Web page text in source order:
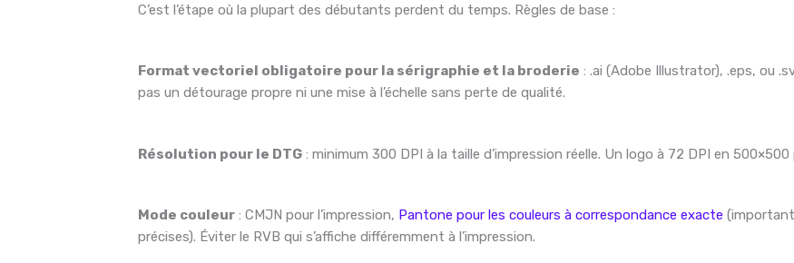
C’est l’étape où la plupart des débutants perdent du temps. Règles de base :
Format vectoriel obligatoire pour la sérigraphie et la broderie : .ai (Adobe Illustrator), .eps, ou
pas un détourage propre ni une mise à l’échelle sans perte de qualité.
Résolution pour le DTG : minimum 300 DPI à la taille d’impression réelle. Un logo à 72 DPI en
Mode couleur : CMJN pour l’impression, Pantone pour les couleurs à correspondance exacte
précises). Éviter le RVB qui s’affiche différemment à l’impression.